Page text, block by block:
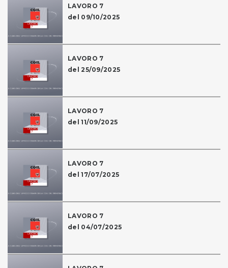
LAVORO 7
del 09/10/2025
LAVORO 7
del 25/09/2025
LAVORO 7
del 11/09/2025
LAVORO 7
del 17/07/2025
LAVORO 7
del 04/07/2025